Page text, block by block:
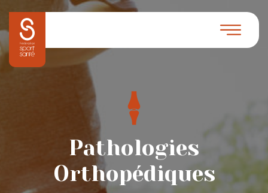
Pathologies
Orthopédiques